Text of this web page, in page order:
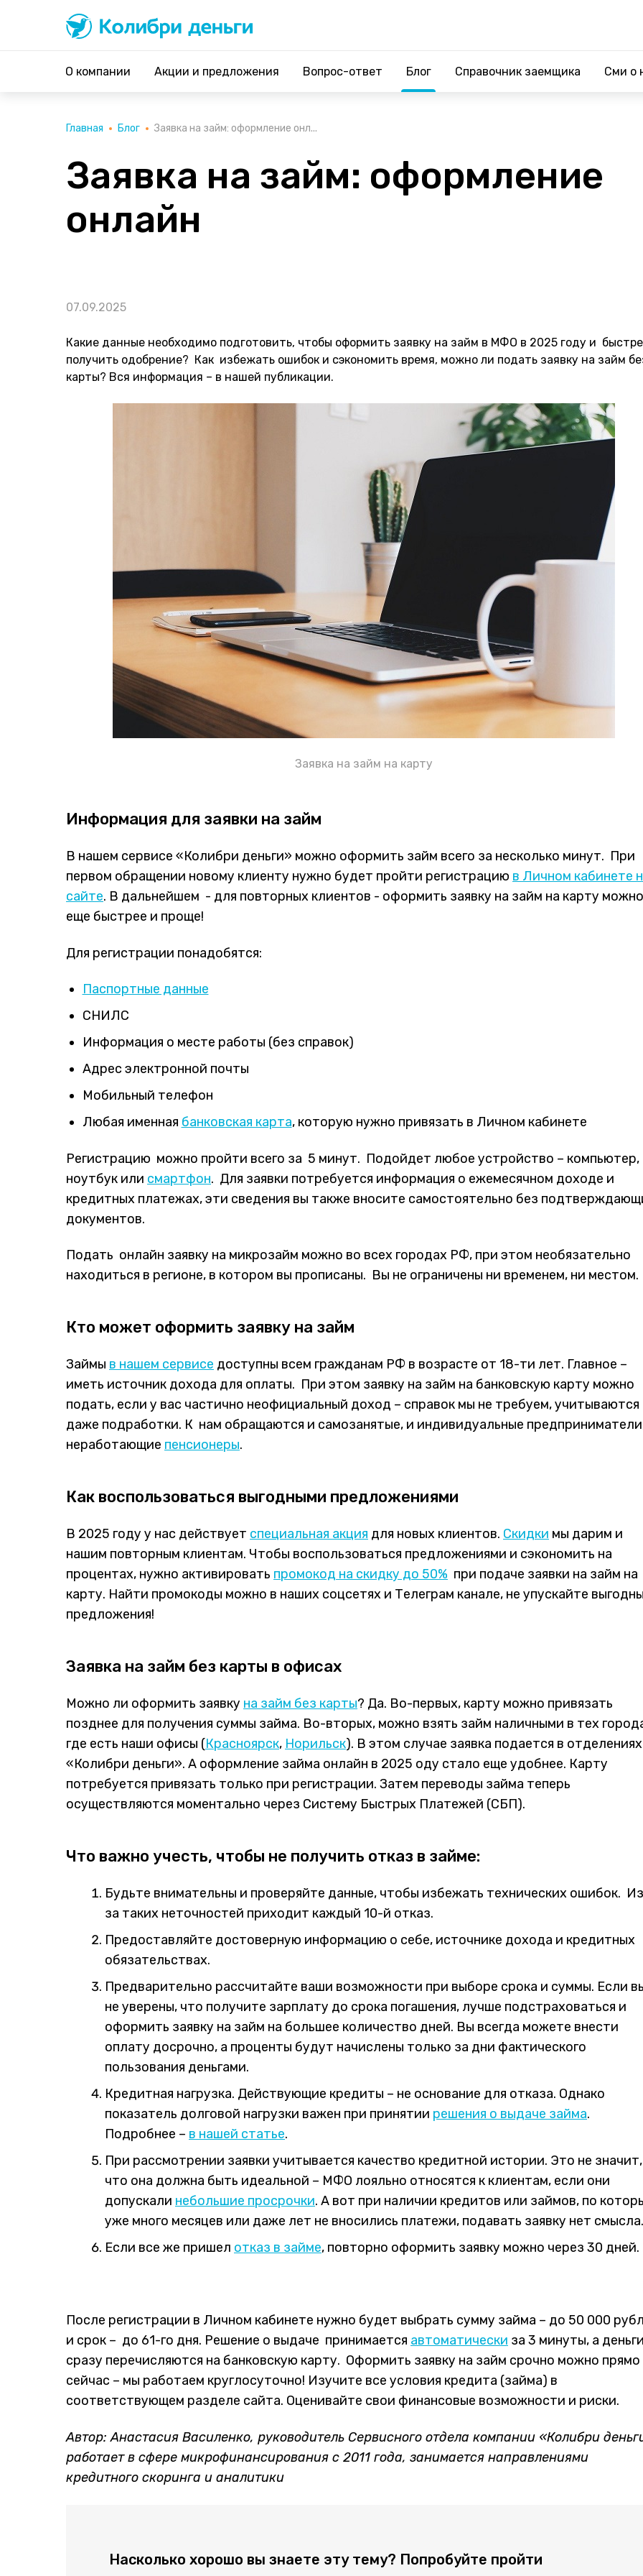
О компании
Акции и предложения Вопрос-ответ Блог Справочник заемщика Сми о
Главная Блог Заявка на займ: оформление онл...
Заявка на займ: оформление
онлайн
07.09.2025
Какие данные необходимо подготовить, чтобы оформить заявку на займ в МФО в 2025 году и
получить одобрение? Как избежать ошибок и сэкономить время, можно ли подать заявку на займ
карты? Вся информация – в нашей публикации.
Заявка на займ на карту
Информация для заявки на займ
В нашем сервисе «Колибри деньги» можно оформить займ всего за несколько минут. При
первом обращении новому клиенту нужно будет пройти регистрацию в Личном кабинете
сайте. В дальнейшем - для повторных клиентов - оформить заявку на займ на карту
еще быстрее и проще!
Для регистрации понадобятся:
Паспортные данные
СНИЛС
Информация о месте работы (без справок)
Адрес электронной почты
Мобильный телефон
Любая именная банковская карта, которую нужно привязать в Личном кабинете
Регистрацию можно пройти всего за 5 минут. Подойдет любое устройство – компьютер,
ноутбук или смартфон. Для заявки потребуется информация о ежемесячном доходе и
кредитных платежах, эти сведения вы также вносите самостоятельно без
документов.
Подать онлайн заявку на микрозайм можно во всех городах РФ, при этом необязательно
находиться в регионе, в котором вы прописаны. Вы не ограничены ни временем, ни
Кто может оформить заявку на займ
Займы в нашем сервисе доступны всем гражданам РФ в возрасте от 18-ти лет. Главное –
иметь источник дохода для оплаты. При этом заявку на займ на банковскую карту можно
подать, если у вас частично неофициальный доход – справок мы не требуем, учитываются
даже подработки. К нам обращаются и самозанятые, и индивидуальные
неработающие пенсионеры.
Как воспользоваться выгодными предложениями
В 2025 году у нас действует специальная акция для новых клиентов. Скидки мы дарим и
нашим повторным клиентам. Чтобы воспользоваться предложениями и сэкономить на
процентах, нужно активировать промокод на скидку до 50% при подаче заявки на займ на
карту. Найти промокоды можно в наших соцсетях и Телеграм канале, не упускайте
предложения!
Заявка на займ без карты в офисах
Можно ли оформить заявку на займ без карты? Да. Во-первых, карту можно привязать
позднее для получения суммы займа. Во-вторых, можно взять займ наличными в тех
где есть наши офисы (Красноярск, Норильск). В этом случае заявка подается в отделениях
«Колибри деньги». А оформление займа онлайн в 2025 оду стало еще удобнее. Карту
потребуется привязать только при регистрации. Затем переводы займа теперь
осуществляются моментально через Систему Быстрых Платежей (СБП).
Что важно учесть, чтобы не получить отказ в займе:
Будьте внимательны и проверяйте данные, чтобы избежать технических ошибок.
за таких неточностей приходит каждый 10-й отказ.
Предоставляйте достоверную информацию о себе, источнике дохода и кредитных
обязательствах.
Предварительно рассчитайте ваши возможности при выборе срока и суммы. Если
не уверены, что получите зарплату до срока погашения, лучше подстраховаться и
оформить заявку на займ на большее количество дней. Вы всегда можете внести
оплату досрочно, а проценты будут начислены только за дни фактического
пользования деньгами.
Кредитная нагрузка. Действующие кредиты – не основание для отказа. Однако
показатель долговой нагрузки важен при принятии решения о выдаче займа.
Подробнее – в нашей статье.
При рассмотрении заявки учитывается качество кредитной истории. Это не значит,
что она должна быть идеальной – МФО лояльно относятся к клиентам, если они
допускали небольшие просрочки. А вот при наличии кредитов или займов, по
уже много месяцев или даже лет не вносились платежи, подавать заявку нет
Если все же пришел отказ в займе, повторно оформить заявку можно через 30 дней.
После регистрации в Личном кабинете нужно будет выбрать сумму займа – до 50 000
и срок – до 61-го дня. Решение о выдаче принимается автоматически за 3 минуты, а
сразу перечисляются на банковскую карту. Оформить заявку на займ срочно можно прямо
сейчас – мы работаем круглосуточно! Изучите все условия кредита (займа) в
соответствующем разделе сайта. Оценивайте свои финансовые возможности и риски.
Автор: Анастасия Василенко, руководитель Сервисного отдела компании «Колибри
работает в сфере микрофинансирования с 2011 года, занимается направлениями
кредитного скоринга и аналитики
Насколько хорошо вы знаете эту тему? Попробуйте пройти